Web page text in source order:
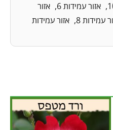
אזור עמידות 6
אזור
עמידות 8
אזור עמידות